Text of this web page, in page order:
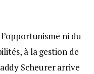
ni du
à la gestion de
Scheurer arrive